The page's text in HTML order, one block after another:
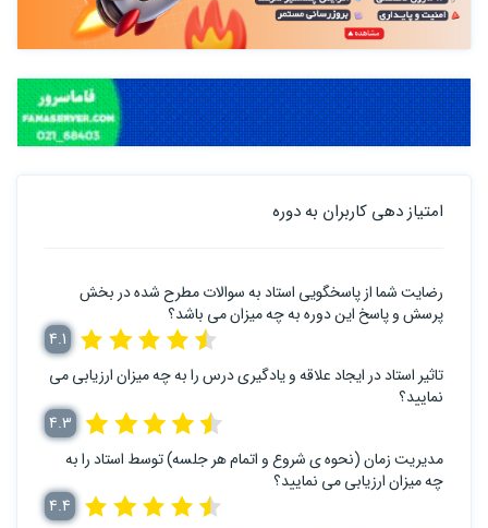
امتیاز دهی کاربران به دوره
رضایت شما از پاسخگویی استاد به سوالات مطرح شده در بخش
پرسش و پاسخ این دوره به چه میزان می باشد؟
4.1
تاثیر استاد در ایجاد علاقه و یادگیری درس را به چه میزان ارزیابی می
نمایید؟
4.3
مدیریت زمان (نحوه ی شروع و اتمام هر جلسه) توسط استاد را به
چه میزان ارزیابی می نمایید؟
4.4